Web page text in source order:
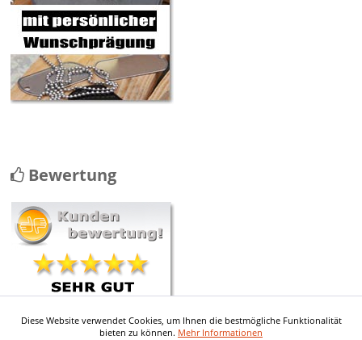
Bewertung
Contact avec le service client
vraiment au top Envoi rapide et les
Diese Website verwendet Cookies, um Ihnen die bestmögliche Funktionalität
bieten zu können. Mehr Informationen